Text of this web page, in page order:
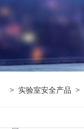
> 实验室安全产品 >